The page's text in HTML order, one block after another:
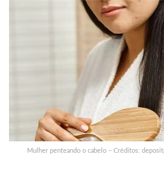
Mulher penteando o cabelo – Créditos: